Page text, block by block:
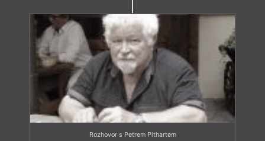
Rozhovor s Petrem Pithartem